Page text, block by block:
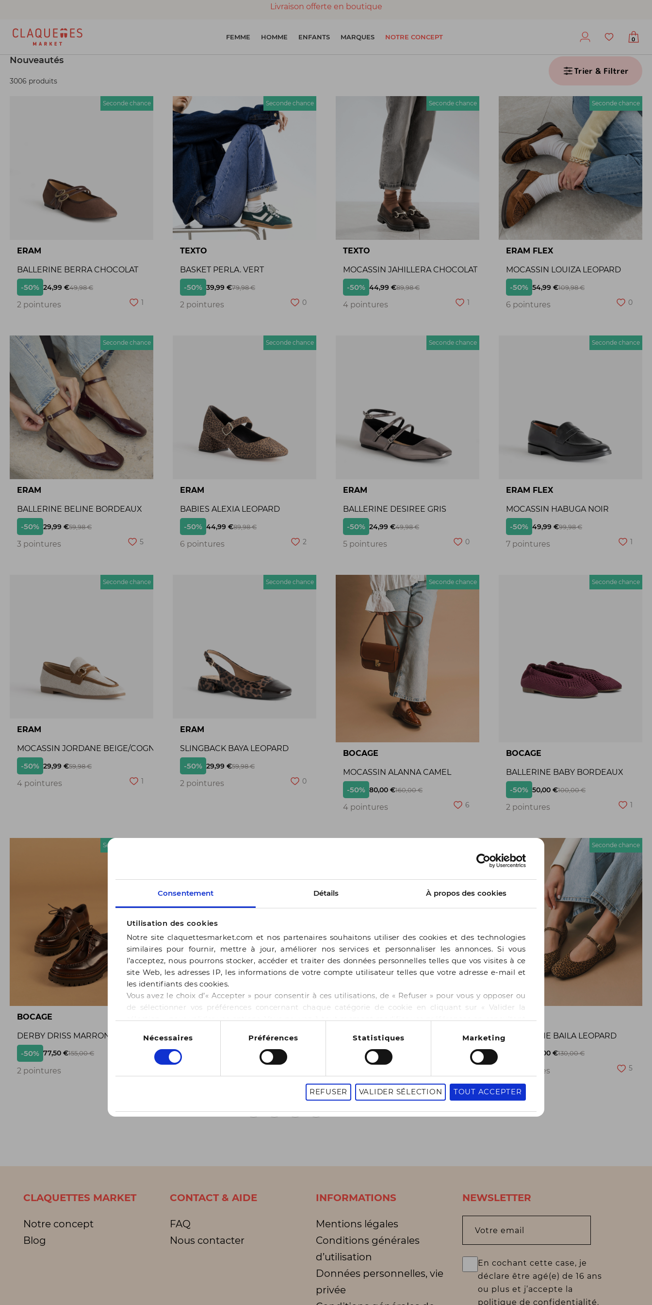
Consentement Détails À propos des cookies
Utilisation des cookies
Notre site claquettesmarket.com et nos partenaires souhaitons utiliser des cookies et des technologies
similaires pour fournir, mettre à jour, améliorer nos services et personnaliser les annonces. Si vous
l’acceptez, nous pourrons stocker, accéder et traiter des données personnelles telles que vos visites à ce
site Web, les adresses IP, les informations de votre compte utilisateur telles que votre adresse e-mail et
les identifiants des cookies.
Vous avez le choix d’« Accepter » pour consentir à ces utilisations, de « Refuser » pour vous y opposer ou
de sélectionner vos préférences concernant chaque catégorie de cookie en cliquant sur « Valider la
sélection » pour valider vos options. Vous pouvez à tout moment modifier vos préférences en consultant
consentement
Nécessaires Préférences Statistiques Marketing
REFUSER VALIDER SÉLECTION TOUT ACCEPTER
Livraison offerte en boutique
FEMME HOMME ENFANTS MARQUES NOTRE CONCEPT 0
Nouveautés
3006 produits
Trier & Filtrer
Seconde chance
ERAM
BALLERINE BERRA CHOCOLAT
-50% 24,99 €49,98 €
2 pointures 1
Seconde chance
TEXTO
BASKET PERLA. VERT
-50% 39,99 €79,98 €
2 pointures 0
Seconde chance
TEXTO
MOCASSIN JAHILLERA CHOCOLAT
-50% 44,99 €89,98 €
4 pointures 1
Seconde chance
ERAM FLEX
MOCASSIN LOUIZA LEOPARD
-50% 54,99 €109,98 €
6 pointures 0
Seconde chance
ERAM
BALLERINE BELINE BORDEAUX
-50% 29,99 €59,98 €
3 pointures 5
Seconde chance
ERAM
BABIES ALEXIA LEOPARD
-50% 44,99 €89,98 €
6 pointures 2
Seconde chance
ERAM
BALLERINE DESIREE GRIS
-50% 24,99 €49,98 €
5 pointures 0
Seconde chance
ERAM FLEX
MOCASSIN HABUGA NOIR
-50% 49,99 €99,98 €
7 pointures 1
Seconde chance
ERAM
MOCASSIN JORDANE BEIGE/COGNAC
-50% 29,99 €59,98 €
4 pointures 1
Seconde chance
ERAM
SLINGBACK BAYA LEOPARD
-50% 29,99 €59,98 €
2 pointures 0
Seconde chance
BOCAGE
MOCASSIN ALANNA CAMEL
-50% 80,00 €160,00 €
4 pointures 6
Seconde chance
BOCAGE
BALLERINE BABY BORDEAUX
-50% 50,00 €100,00 €
2 pointures 1
Seconde chance
BOCAGE
DERBY DRISS MARRON
-50% 77,50 €155,00 €
2 pointures
BALLERINE BAILA CHOCOLAT
ERAM
BALLERINE BEJIA BEIGE
Seconde chance
BALLERINE BAILA LEOPARD
65,00 €130,00 €
2 pointures 5
1 2 3
Page
1 - 16 sur 3006 articles
CLAQUETTES MARKET
Notre concept
Blog
CONTACT & AIDE
FAQ
Nous contacter
INFORMATIONS
Mentions légales
Conditions générales
d’utilisation
Données personnelles, vie
privée
NEWSLETTER
Votre email
En cochant cette case, je
déclare être agé(e) de 16 ans
ou plus et j’accepte la
politique de confidentialité.